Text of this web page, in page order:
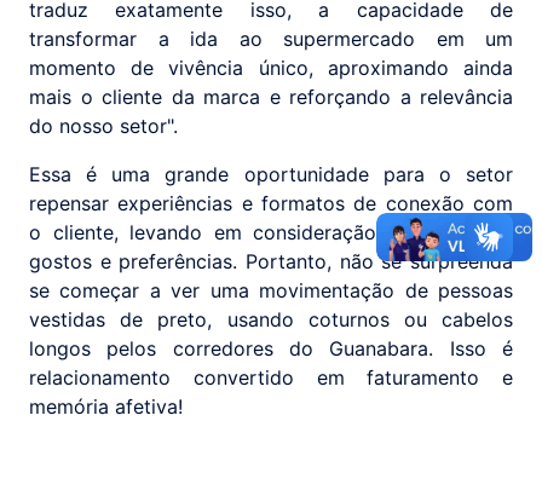
traduz exatamente isso, a capacidade de
transformar a ida ao supermercado em um
momento de vivência único, aproximando ainda
mais o cliente da marca e reforçando a relevância
do nosso setor".
Essa é uma grande oportunidade para o setor
repensar experiências e formatos de conexão com
o cliente, levando em consideração seus hábitos,
gostos e preferências. Portanto, não se surpreenda
se começar a ver uma movimentação de pessoas
vestidas de preto, usando coturnos ou cabelos
longos pelos corredores do Guanabara. Isso é
relacionamento convertido em faturamento e
memória afetiva!